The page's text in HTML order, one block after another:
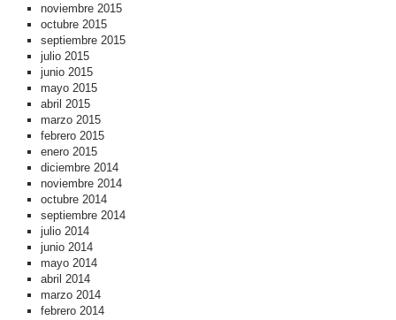
noviembre 2015
octubre 2015
septiembre 2015
julio 2015
junio 2015
mayo 2015
abril 2015
marzo 2015
febrero 2015
enero 2015
diciembre 2014
noviembre 2014
octubre 2014
septiembre 2014
julio 2014
junio 2014
mayo 2014
abril 2014
marzo 2014
febrero 2014